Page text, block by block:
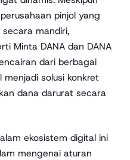
pinjol yang
mandiri,
Minta DANA dan DANA
dari berbagai
solusi konkret
dana darurat secara
ekosistem digital ini
mengenai aturan